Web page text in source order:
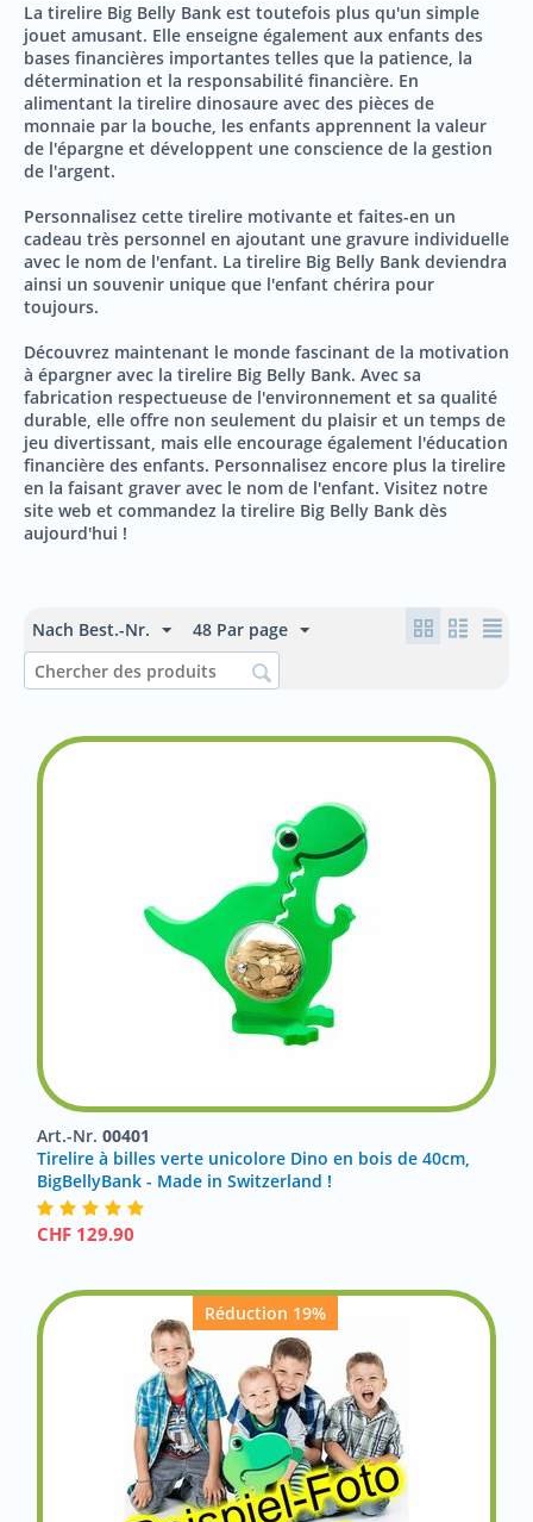
La tirelire Big Belly Bank est toutefois plus qu'un simple
jouet amusant. Elle enseigne également aux enfants des
bases financières importantes telles que la patience, la
détermination et la responsabilité financière. En
alimentant la tirelire dinosaure avec des pièces de
monnaie par la bouche, les enfants apprennent la valeur
de l'épargne et développent une conscience de la gestion
de l'argent.
Personnalisez cette tirelire motivante et faites-en un
cadeau très personnel en ajoutant une gravure individuelle
avec le nom de l'enfant. La tirelire Big Belly Bank deviendra
ainsi un souvenir unique que l'enfant chérira pour
toujours.
Découvrez maintenant le monde fascinant de la motivation
à épargner avec la tirelire Big Belly Bank. Avec sa
fabrication respectueuse de l'environnement et sa qualité
durable, elle offre non seulement du plaisir et un temps de
jeu divertissant, mais elle encourage également l'éducation
financière des enfants. Personnalisez encore plus la tirelire
en la faisant graver avec le nom de l'enfant. Visitez notre
site web et commandez la tirelire Big Belly Bank dès
aujourd'hui !
Nach Best.-Nr. 48 Par page
Art.-Nr. 00401
Tirelire à billes verte unicolore Dino en bois de 40cm,
BigBellyBank - Made in Switzerland !
CHF 129.90
Réduction 19%